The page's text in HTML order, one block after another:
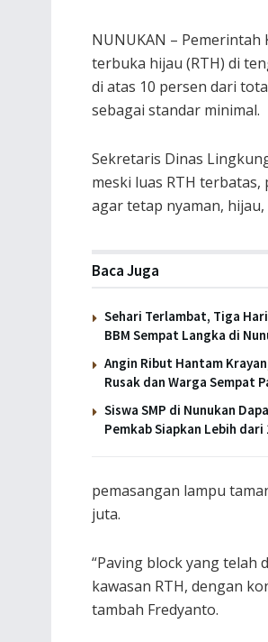
NUNUKAN –
terbuka hijau (RTH) di
di atas 10 persen dari
sebagai standar minimal.
Sekretaris Dinas
meski luas RTH
agar tetap nyaman,
Baca Juga
Sehari Terlambat, Tiga
BBM Sempat Langka di
Angin Ribut Hantam
Rusak dan Warga Sempat
Siswa SMP di Nunukan
Pemkab Siapkan Lebih dari
pemasangan lampu
juta.
“Paving block yang
kawasan RTH, dengan
tambah Fredyanto.